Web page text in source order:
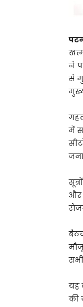
ने
से
में
और
सभी
यह
की